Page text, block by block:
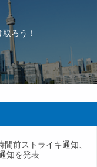
ろう！
前ストライキ通知、
知を発表